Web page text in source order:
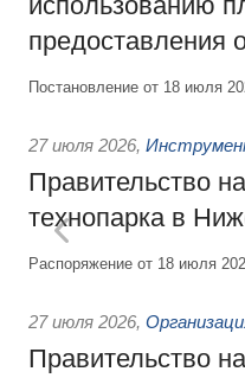
предоставления
Постановление от 18 июля
27 июля 2026,
Правительство
технопарка в
Распоряжение от 18 июля
27 июля 2026,
Правительство